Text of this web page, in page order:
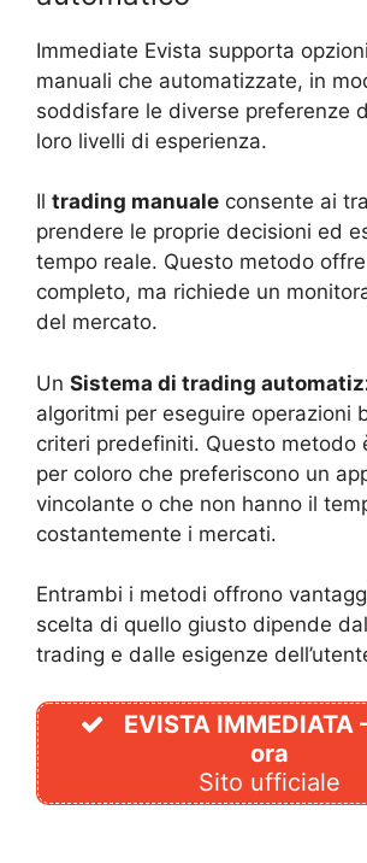
Immediate Evista supporta
manuali che automatizzate, in
soddisfare le diverse preferenze
loro livelli di esperienza.
Il trading manuale consente ai
prendere le proprie decisioni ed
tempo reale. Questo metodo
completo, ma richiede un
del mercato.
Un Sistema di trading
algoritmi per eseguire operazioni
criteri predefiniti. Questo metodo
per coloro che preferiscono un
vincolante o che non hanno il
costantemente i mercati.
Entrambi i metodi offrono
scelta di quello giusto dipende
trading e dalle esigenze
EVISTA IMMEDIATA
ora
Sito ufficiale